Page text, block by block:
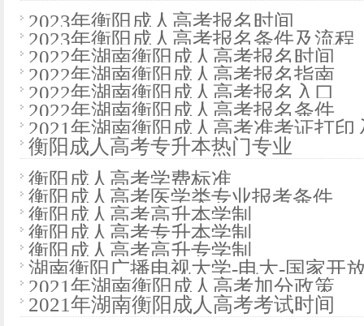
2023年衡阳成人高考报名时间
2023年衡阳成人高考报名条件及流程
2022年湖南衡阳成人高考报名时间
2022年湖南衡阳成人高考报名指南
2022年湖南衡阳成人高考报名入口
2022年湖南衡阳成人高考报名条件
2021年湖南衡阳成人高考准考证打印
衡阳成人高考专升本热门专业
衡阳成人高考学费标准
衡阳成人高考医学类专业报考条件
衡阳成人高考高升本学制
衡阳成人高考专升本学制
衡阳成人高考高升专学制
湖南衡阳广播电视大学-电大-国家开
2021年湖南衡阳成人高考加分政策
2021年湖南衡阳成人高考考试时间